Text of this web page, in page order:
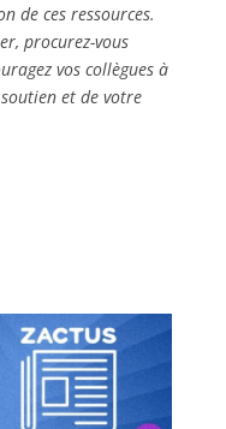
de ces ressources.
procurez-vous
vos collègues à
et de votre